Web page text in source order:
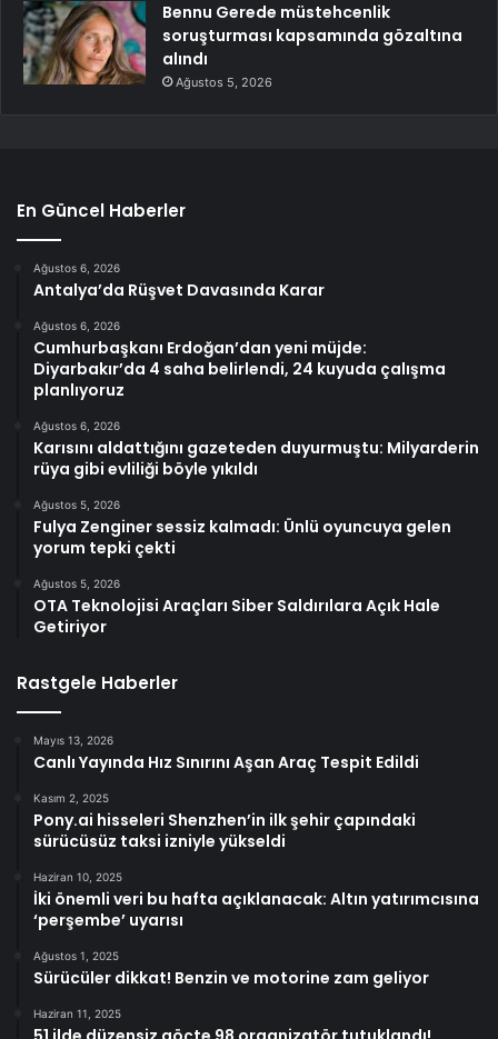
Bennu Gerede müstehcenlik
soruşturması kapsamında gözaltına
alındı
Ağustos 5, 2026
En Güncel Haberler
Ağustos 6, 2026
Antalya’da Rüşvet Davasında Karar
Ağustos 6, 2026
Cumhurbaşkanı Erdoğan’dan yeni müjde:
Diyarbakır’da 4 saha belirlendi, 24 kuyuda çalışma
planlıyoruz
Ağustos 6, 2026
Karısını aldattığını gazeteden duyurmuştu: Milyarderin
rüya gibi evliliği böyle yıkıldı
Ağustos 5, 2026
Fulya Zenginer sessiz kalmadı: Ünlü oyuncuya gelen
yorum tepki çekti
Ağustos 5, 2026
OTA Teknolojisi Araçları Siber Saldırılara Açık Hale
Getiriyor
Rastgele Haberler
Mayıs 13, 2026
Canlı Yayında Hız Sınırını Aşan Araç Tespit Edildi
Kasım 2, 2025
Pony.ai hisseleri Shenzhen’in ilk şehir çapındaki
sürücüsüz taksi izniyle yükseldi
Haziran 10, 2025
İki önemli veri bu hafta açıklanacak: Altın yatırımcısına
‘perşembe’ uyarısı
Ağustos 1, 2025
Sürücüler dikkat! Benzin ve motorine zam geliyor
Haziran 11, 2025